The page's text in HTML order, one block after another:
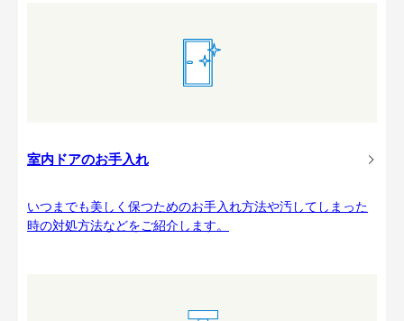
室内ドアのお手入れ
いつまでも美しく保つためのお手入れ方法や汚してしまった
時の対処方法などをご紹介します。